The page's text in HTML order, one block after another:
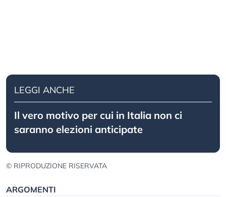
LEGGI ANCHE
Il vero motivo per cui in Italia non ci
saranno elezioni anticipate
© RIPRODUZIONE RISERVATA
ARGOMENTI